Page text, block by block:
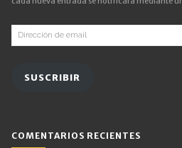
Dirección
de
SUSCRIBIR
COMENTARIOS RECIENTES